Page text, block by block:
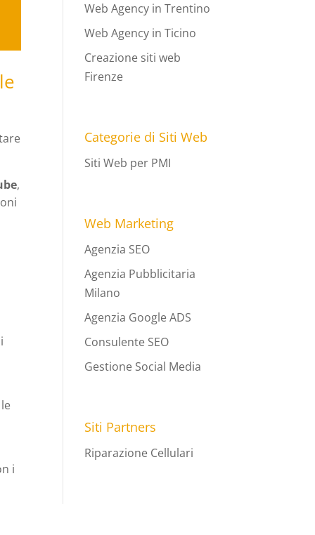
,
i
Web Agency in Trentino
Web Agency in Ticino
Creazione siti web
Firenze
Categorie di Siti Web
Siti Web per PMI
Web Marketing
Agenzia SEO
Agenzia Pubblicitaria
Milano
Agenzia Google ADS
Consulente SEO
Gestione Social Media
Siti Partners
Riparazione Cellulari